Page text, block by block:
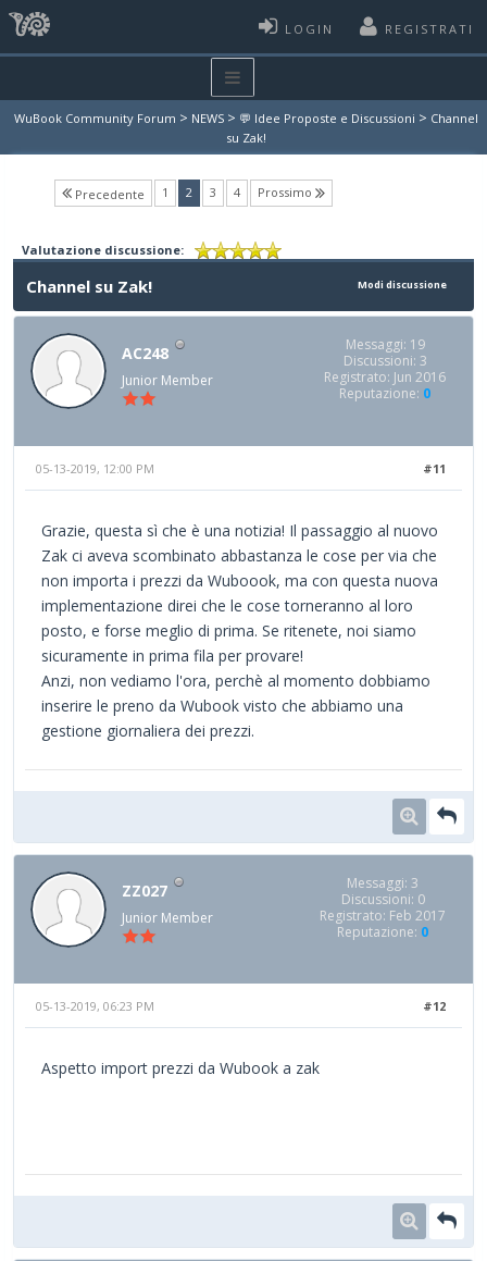
LOGIN REGISTRATI
WuBook Community Forum > NEWS > 💬 Idee Proposte e Discussioni > Channel
su Zak!
Precedente 1 2(current)
3 4 Prossimo
Valutazione discussione:
Modi discussione
Channel su Zak!
AC248
Junior Member
Messaggi: 19
Discussioni: 3
Registrato: Jun 2016
Reputazione: 0
#11
05-13-2019, 12:00 PM
Grazie, questa sì che è una notizia! Il passaggio al nuovo
Zak ci aveva scombinato abbastanza le cose per via che
non importa i prezzi da Wuboook, ma con questa nuova
implementazione direi che le cose torneranno al loro
posto, e forse meglio di prima. Se ritenete, noi siamo
sicuramente in prima fila per provare!
Anzi, non vediamo l'ora, perchè al momento dobbiamo
inserire le preno da Wubook visto che abbiamo una
gestione giornaliera dei prezzi.
ZZ027
Junior Member
Messaggi: 3
Discussioni: 0
Registrato: Feb 2017
Reputazione: 0
#12
05-13-2019, 06:23 PM
Aspetto import prezzi da Wubook a zak